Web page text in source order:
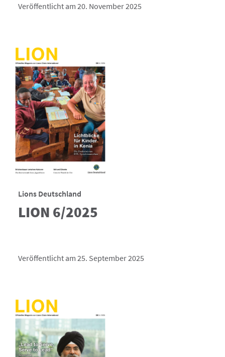
Veröffentlicht am 20. November 2025
Lions Deutschland
LION 6/2025
Veröffentlicht am 25. September 2025